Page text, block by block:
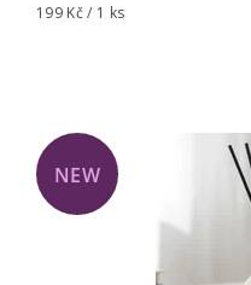
199 Kč / 1 ks
NEW